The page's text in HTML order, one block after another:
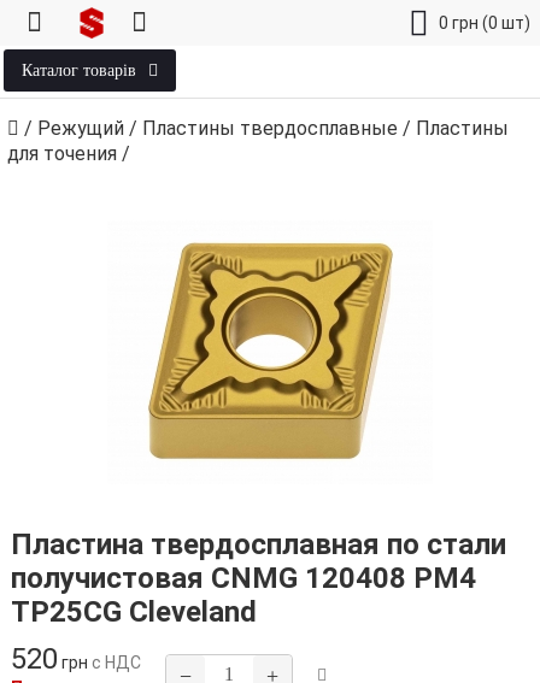
0 грн (0 шт)
Каталог товарів
/ Режущий / Пластины твердосплавные / Пластины
для точения /
Пластина твердосплавная по стали
получистовая CNMG 120408 PM4
TP25CG Cleveland
520 грн с НДС
− +